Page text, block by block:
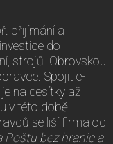
přijímání a
do
strojů. Obrovskou
Spojit e-
na desítky až
v této době
se liší firma od
Poštu bez hranic a